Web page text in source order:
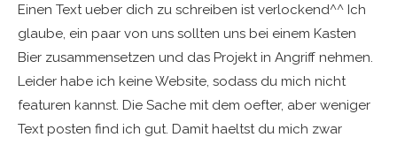
Einen Text ueber dich zu schreiben ist verlockend^^ Ich
glaube, ein paar von uns sollten uns bei einem Kasten
Bier zusammensetzen und das Projekt in Angriff nehmen.
Leider habe ich keine Website, sodass du mich nicht
featuren kannst. Die Sache mit dem oefter, aber weniger
Text posten find ich gut. Damit haeltst du mich zwar